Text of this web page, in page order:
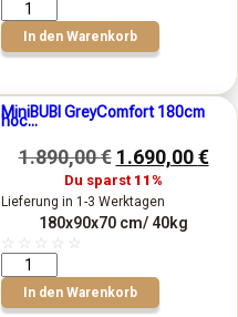
In den Warenkorb
MiniBUBI GreyComfort 180cm
hoc...
1.890,00€ 1.690,00€
Du sparst 11%
Lieferung in 1-3 Werktagen
180x90x70 cm/ 40kg
☆ ☆ ☆ ☆ ☆
In den Warenkorb